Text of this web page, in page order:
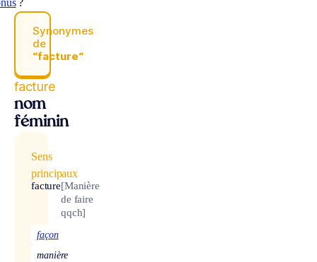
Synonymes
de
“facture“
facture
nom
féminin
Sens
principaux
facture[Manière
de faire
qqch]
façon
manière